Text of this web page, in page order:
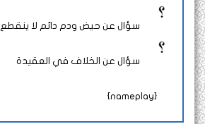
سؤال عن حيض ودم دائم لا ينقطع
سؤال عن الخلاف في العقيدة
{nameplay}